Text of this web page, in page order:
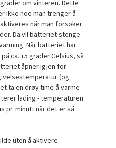
om vinteren. Dette
ikke noe man trenger å
når man forsøker
Da vil batteriet stenge
Når batteriet har
ca. +5 grader Celsius, så
åpner igjen for
(og
ta en drøy time å varme
lading - temperaturen
pr. minutt når det er så
uten å aktivere